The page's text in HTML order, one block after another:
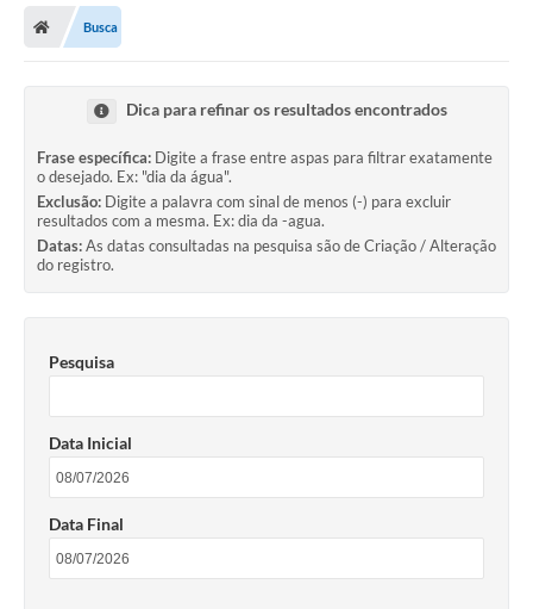
Busca
Dica para refinar os resultados encontrados
Frase específica: Digite a frase entre aspas para filtrar exatamente
o desejado. Ex: "dia da água".
Exclusão: Digite a palavra com sinal de menos (-) para excluir
resultados com a mesma. Ex: dia da -agua.
Datas:As datas consultadas na pesquisa são de Criação / Alteração
do registro.
Pesquisa
Data Inicial
Data Final